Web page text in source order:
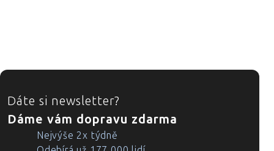
ZÁPATÍ
Dáte si newsletter?
Dáme vám dopravu zdarma
Nejvýše 2x týdně